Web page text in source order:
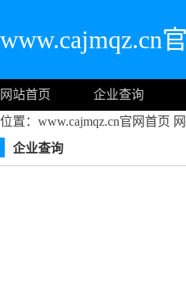
www.cajmqz.cn
网站首页 企业查询
位置：www.cajmqz.cn官网首页
企业查询